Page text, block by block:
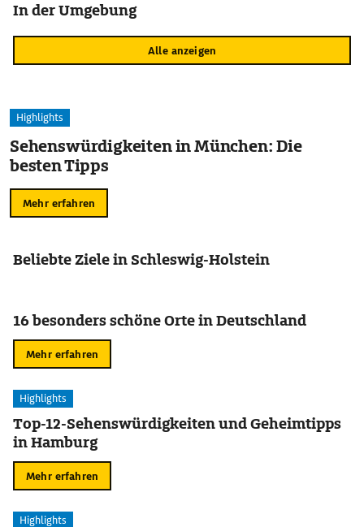
In der Umgebung
Alle anzeigen
Highlights
Sehenswürdigkeiten in München: Die
besten Tipps
Mehr erfahren
Beliebte Ziele in Schleswig-Holstein
16 besonders schöne Orte in Deutschland
Mehr erfahren
Highlights
Top-12-Sehenswürdigkeiten und Geheimtipps
in Hamburg
Mehr erfahren
Highlights